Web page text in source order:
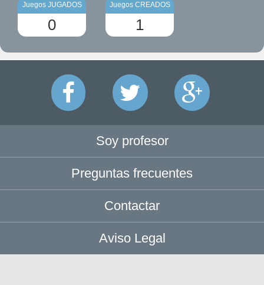
Juegos JUGADOS
0
Juegos CREADOS
1
Soy profesor
Preguntas frecuentes
Contactar
Aviso Legal